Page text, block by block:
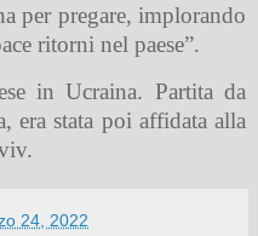
per pregare, implorando
ritorni nel paese”.
in Ucraina. Partita da
era stata poi affidata alla
24, 2022